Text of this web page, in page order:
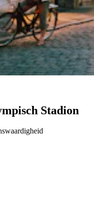
Stadion